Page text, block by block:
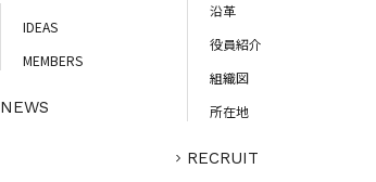
IDEAS
MEMBERS
NEWS
沿革
役員紹介
組織図
所在地
RECRUIT